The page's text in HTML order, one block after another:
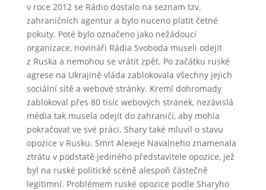
v roce 2012 se Rádio dostalo na seznam tzv.
zahraničních agentur a bylo nuceno platit četné
pokuty. Poté bylo označeno jako nežádoucí
organizace, novináři Rádia Svoboda museli odejít
z Ruska a nemohou se vrátit zpět. Po začátku ruské
agrese na Ukrajině vláda zablokovala všechny jejich
sociální sítě a webové stránky. Kreml dohromady
zablokoval přes 80 tisíc webových stránek, nezávislá
média tak musela odejít do zahraničí, aby mohla
pokračovat ve své práci. Shary také mluvil o stavu
opozice v Rusku. Smrt Alexeje Navalneho znamenala
ztrátu v podstatě jediného představitele opozice, jež
byl na ruské politické scéně alespoň částečně
legitimní. Problémem ruské opozice podle Sharyho